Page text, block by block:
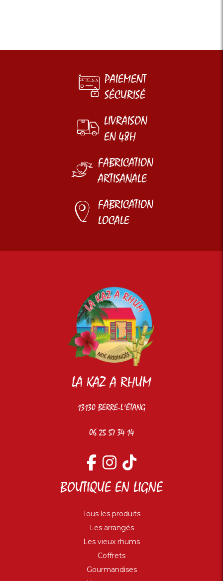
PAIEMENT
SÉCURISÉ
LIVRAISON
EN 48H
FABRICATION
ARTISANALE
FABRICATION
LOCALE
LA KAZ A RHUM
13130 BERRE-L'ÉTANG
06 25 57 34 14
BOUTIQUE EN LIGNE
Tous les produits
Les arrangés
Les vieux rhums
Coffrets
Gourmandises